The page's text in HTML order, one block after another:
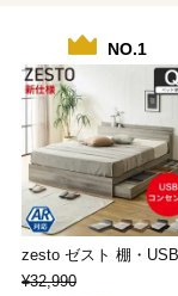
NO.1
zesto ゼスト 棚・
¥32,990